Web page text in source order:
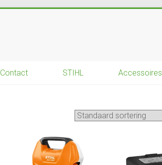
Contact STIHL Accessoires